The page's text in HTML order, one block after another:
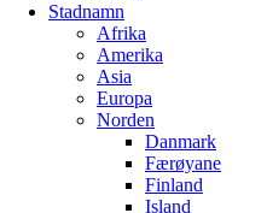
Stadnamn
Afrika
Amerika
Asia
Europa
Norden
Danmark
Færøyane
Finland
Island